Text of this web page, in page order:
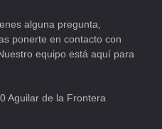
alguna pregunta,
ponerte en contacto con
equipo está aquí para
Aguilar de la Frontera